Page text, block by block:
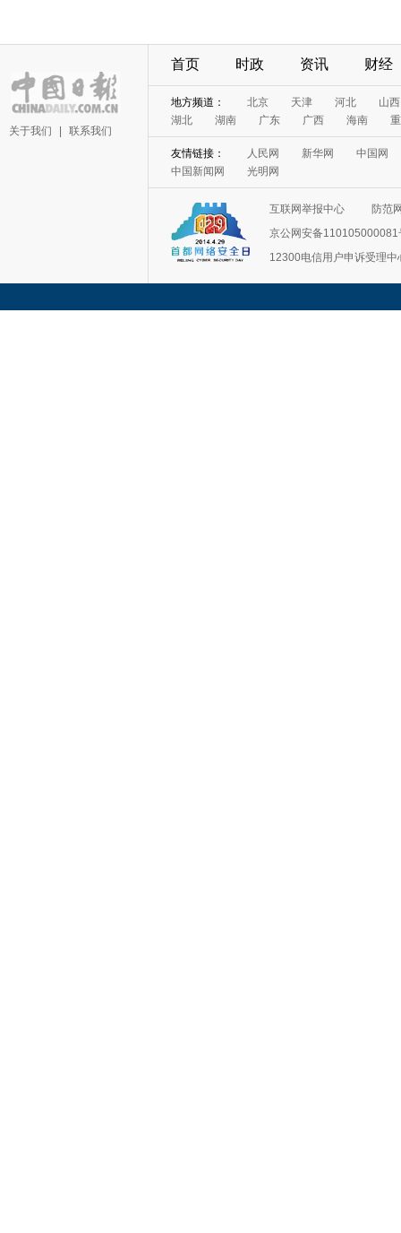
关于我们 联系我们
首页 时政 资讯 财经
地方频道： 北京 天津 河北
山西
湖北
湖南 广东 广西 海南
友情链接： 人民网 新华网
中国网
中国新闻网
光明网
互联网举报中心
防范
京公网安备110105000081
12300电信用户申诉受理中